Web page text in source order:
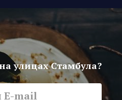
улицах Стамбула?